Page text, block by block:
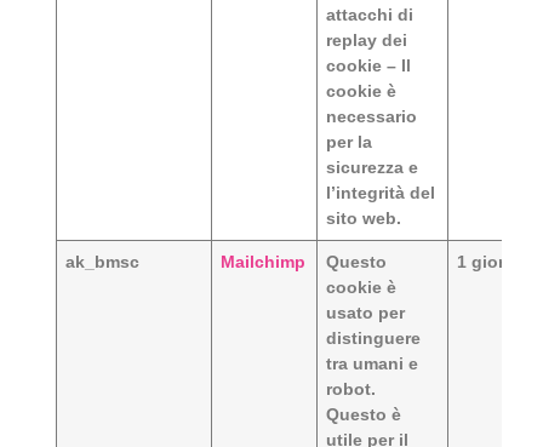
attacchi di
replay dei
cookie – Il
cookie è
necessario
per la
sicurezza e
l’integrità del
sito web.
ak_bmsc Mailchimp
Questo
cookie è
usato per
distinguere
tra umani e
robot.
Questo è
utile per il
1 giorno